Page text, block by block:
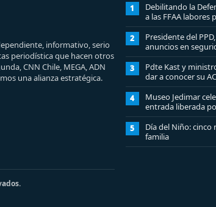
informativo, serio
periodística que hacen otros
CNN Chile, MEGA, ADN
una alianza estratégica.
1
Debilitando la
a las FFAA labores
2
Presidente del
anuncios en
alzamiento del
3
Pdte Kast y
dar a conocer su
4
Museo Jedimar
entrada liberada
5
Día del Niño: cinco
familia